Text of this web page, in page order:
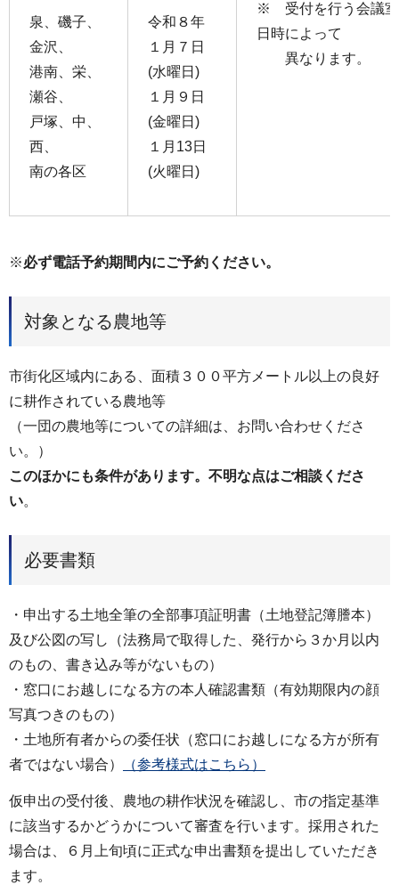
※ 受付を行う会議
日時によって
異なります。
泉、磯子、
金沢、
港南、栄、
瀬谷、
戸塚、中、
西、
南の各区
令和８年
１月７日
(水曜日)
１月９日
(金曜日)
１月13日
(火曜日)
※必ず電話予約期間内にご予約ください。
対象となる農地等
市街化区域内にある、面積３００平方メートル以上の良好
に耕作されている農地等
（一団の農地等についての詳細は、お問い合わせくださ
い。）
このほかにも条件があります。不明な点はご相談くださ
い。
必要書類
・申出する土地全筆の全部事項証明書（土地登記簿謄本）
及び公図の写し（法務局で取得した、発行から３か月以内
のもの、書き込み等がないもの）
・窓口にお越しになる方の本人確認書類（有効期限内の顔
写真つきのもの）
・土地所有者からの委任状（窓口にお越しになる方が所有
者ではない場合）
（参考様式はこちら）
仮申出の受付後、農地の耕作状況を確認し、市の指定基準
に該当するかどうかについて審査を行います。採用された
場合は、６月上旬頃に正式な申出書類を提出していただき
ます。